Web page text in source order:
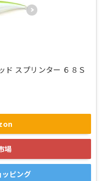
ド スプリンター ６８Ｓ
場
ピング